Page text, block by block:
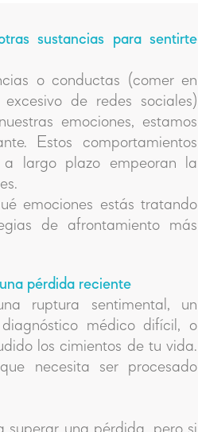
sustancias para sentirte
o conductas (comer en
de redes sociales)
emociones, estamos
Estos comportamientos
a largo plazo empeoran la
emociones estás tratando
de afrontamiento más
pérdida reciente
ruptura sentimental, un
médico difícil, o
los cimientos de tu vida.
necesita ser procesado
superar una pérdida, pero si